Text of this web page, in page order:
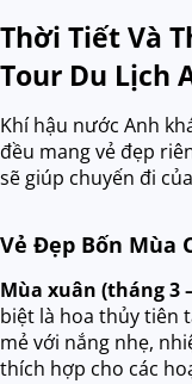
Thời Tiết Và
Tour Du Lịch
Khí hậu nước Anh
đều mang vẻ đẹp
sẽ giúp chuyến đi
Vẻ Đẹp Bốn Mùa
Mùa xuân (tháng 3
biệt là hoa thủy tiên
mẻ với nắng nhẹ,
thích hợp cho các